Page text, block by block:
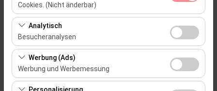
Cookies. (Nicht änderbar)
Diese Cookies sind für das ordnungsgemäße
Funktionieren der Website, die Sicherheit, die
Sitzungsverwaltung und grundlegende Funktionen
erforderlich. Sie können nicht deaktiviert werden.
Analytisch
Besucheranalysen
Diese Cookies ermöglichen es uns, zu analysieren, wie
unsere Website genutzt wird (Besucherzahl,
meistbesuchte Seiten, Nutzerverhalten). Diese Daten
werden verwendet, um die Leistung der Website zu
Werbung (Ads)
Werbung und Werbemessung
Diese Cookies ermöglichen es uns, Ihnen auf Ihre
Abholdatum & Zeit
Rückgabedatum & Zeit
09:00